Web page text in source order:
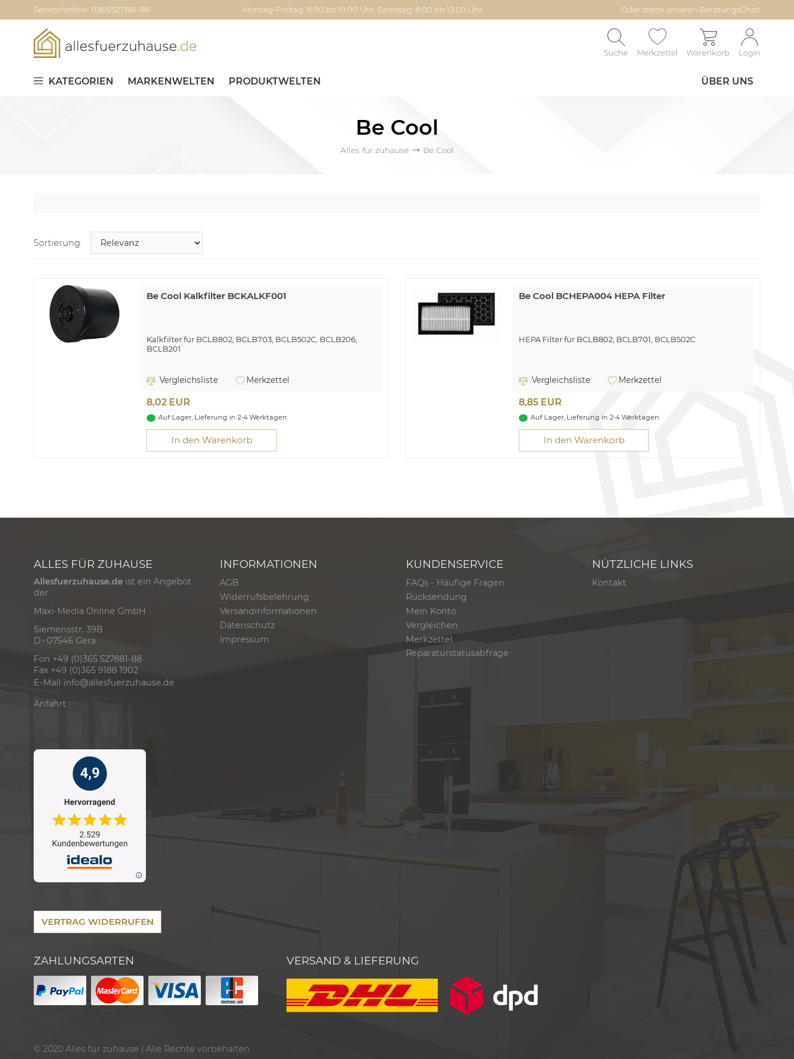
Servicehotline: 0365/527881-88 Montag-Freitag: 8:00 bis 19:00 Uhr, Samstag: 8:00 bis 13:00 Uhr Oder starte unseren BeratungsChat!
Suche Merkzettel Warenkorb Login
KATEGORIEN MARKENWELTEN PRODUKTWELTEN ÜBER UNS
Be Cool
Alles für zuhause Be Cool
Sortierung:
Be Cool Kalkfilter BCKALKF001
Kalkfilter für BCLB802, BCLB703, BCLB502C, BCLB206,
BCLB201
Vergleichsliste Merkzettel
8,02 EUR
Auf Lager, Lieferung in 2-4 Werktagen
In den Warenkorb
Be Cool BCHEPA004 HEPA Filter
HEPA Filter für BCLB802, BCLB701, BCLB502C
Vergleichsliste Merkzettel
8,85 EUR
Auf Lager, Lieferung in 2-4 Werktagen
In den Warenkorb
ALLES FÜR ZUHAUSE
Allesfuerzuhause.de ist ein Angebot
der
Maxi-Media Online GmbH
Siemensstr. 39B
D - 07546 Gera
Fon +49 (0)365 527881-88
Fax +49 (0)365 9188 1902
E-Mail info@allesfuerzuhause.de
Anfahrt
INFORMATIONEN
AGB
Widerrufsbelehrung
Versandinformationen
Datenschutz
Impressum
KUNDENSERVICE
FAQs - Häufige Fragen
Rücksendung
Mein Konto
Vergleichen
Merkzettel
Reparaturstatusabfrage
NÜTZLICHE LINKS
Kontakt
VERTRAG WIDERRUFEN
ZAHLUNGSARTEN VERSAND & LIEFERUNG
© 2020 Alles für zuhause | Alle Rechte vorbehalten